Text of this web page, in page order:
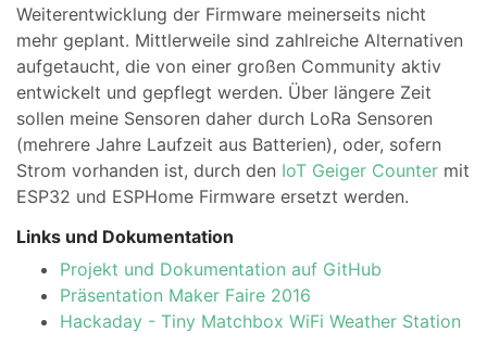
Weiterentwicklung der Firmware meinerseits nicht
mehr geplant. Mittlerweile sind zahlreiche Alternativen
aufgetaucht, die von einer großen Community aktiv
entwickelt und gepflegt werden. Über längere Zeit
sollen meine Sensoren daher durch LoRa Sensoren
(mehrere Jahre Laufzeit aus Batterien), oder, sofern
Strom vorhanden ist, durch den IoT Geiger Counter mit
ESP32 und ESPHome Firmware ersetzt werden.
Links und Dokumentation
Projekt und Dokumentation auf GitHub
Präsentation Maker Faire 2016
Hackaday - Tiny Matchbox WiFi Weather Station